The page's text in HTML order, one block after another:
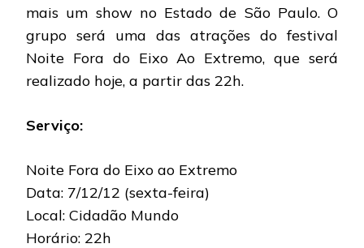
SUL
(SP)
mais um show no Estado de São Paulo. O
grupo será uma das atrações do festival
Noite Fora do Eixo Ao Extremo, que será
realizado hoje, a partir das 22h.
Serviço:
Noite Fora do Eixo ao Extremo
Data: 7/12/12 (sexta-feira)
Local: Cidadão Mundo
Horário: 22h